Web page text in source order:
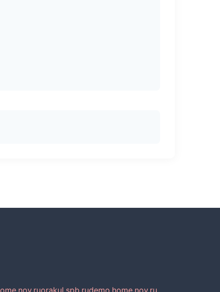
orakul.spb.rudemo.home.nov.ru